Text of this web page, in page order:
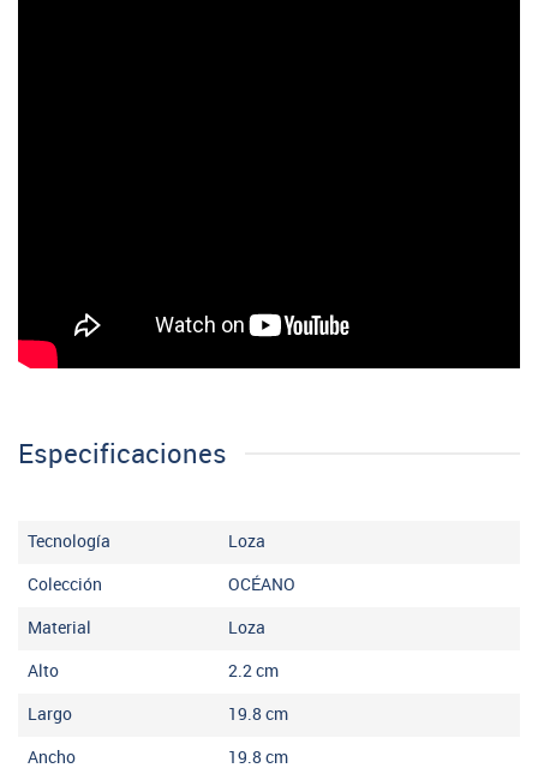
Especificaciones
Tecnología Loza
Colección OCÉANO
Material Loza
Alto 2.2cm
Largo 19.8 cm
Ancho 19.8 cm